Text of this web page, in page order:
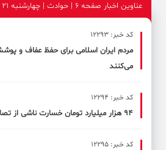
عناوین اخبار صفحه ۶ | حوادث | چهارشنبه 21 تی‍ 1402
کد خبر: 12293
مردم ایران اسلامی برای حفظ عفاف و
می‌کنند
کد خبر: 12294
۹۴ هزار میلیارد تومان خسارت ناشی از تصادفات در کشور طی۱۴۰۰
کد خبر: 12295